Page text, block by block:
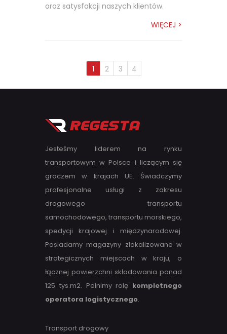
oraz satysfakcji naszych klientów.
WIĘCEJ >
1 2 3 4
Jesteśmy liderem na rynku
transportowym w Polsce i liczącym się
graczem w krajach UE. Świadczymy
profesjonalne usługi z zakresu
drogowego transportu
samochodowego, transportu morskiego,
spedycji krajowej i międzynarodowej.
Posiadamy magazyny zlokalizowane w
strategicznych miejscach w kraju, o
łącznej powierzchni składowania ponad
125 tys.m2. Pełnimy rolę kompletnego
operatora logistycznego.
Transport drogowy